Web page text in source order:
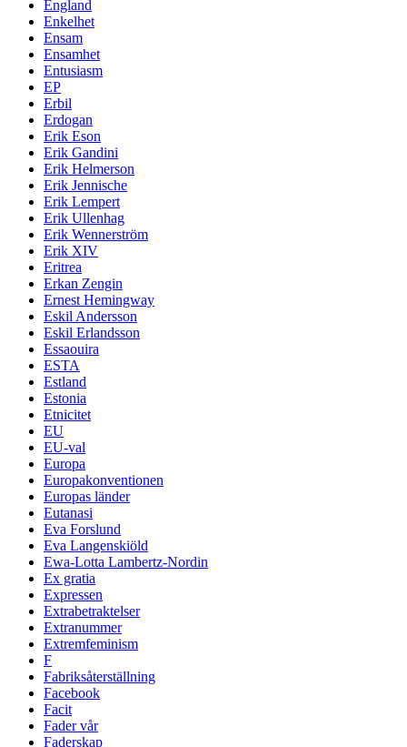
England
Enkelhet
Ensam
Ensamhet
Entusiasm
EP
Erbil
Erdogan
Erik Eson
Erik Gandini
Erik Helmerson
Erik Jennische
Erik Lempert
Erik Ullenhag
Erik Wennerström
Erik XIV
Eritrea
Erkan Zengin
Ernest Hemingway
Eskil Andersson
Eskil Erlandsson
Essaouira
ESTA
Estland
Estonia
Etnicitet
EU
EU-val
Europa
Europakonventionen
Europas länder
Eutanasi
Eva Forslund
Eva Langenskiöld
Ewa-Lotta Lambertz-Nordin
Ex gratia
Expressen
Extrabetraktelser
Extranummer
Extremfeminism
F
Fabriksåterställning
Facebook
Facit
Fader vår
Faderskap